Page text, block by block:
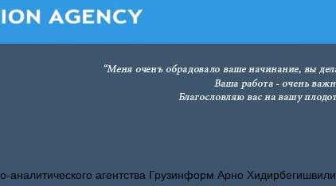
агентства Грузинформ Арно Хидирбегишвили